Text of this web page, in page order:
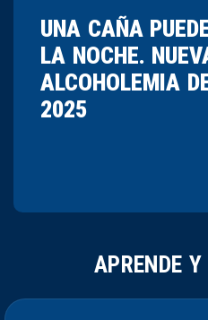
UNA CAÑA
LA NOCHE.
ALCOHOLEMIA
2025
APRENDE